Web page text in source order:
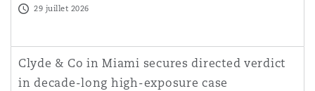
(D. C.)
Humphrey in Dubai
29 juillet 2026
Clyde & Co in Miami secures directed verdict
in decade-long high-exposure case